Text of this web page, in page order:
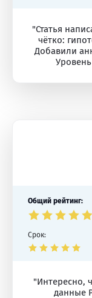
"Статья
чётко:
Добавили
Общий рейтинг:
Срок:
"Интересно,
данные